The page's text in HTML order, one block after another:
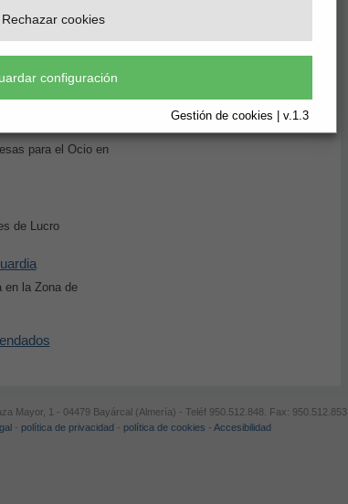
Rechazar cookies
configuración
Gestión de cookies | v.1.3
para el Ocio en
de Lucro
en la Zona de
Mayor, 1 - 04479 Bayárcal (Almería) - Teléf 950.512.848. Fax: 950.512.853
- política de privacidad - política de cookies - Accesibilidad